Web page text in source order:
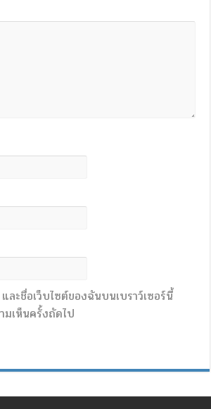
ะชื่อเว็บไซต์ของฉันบนเบราว์เซอร์นี้
มเห็นครั้งถัดไป